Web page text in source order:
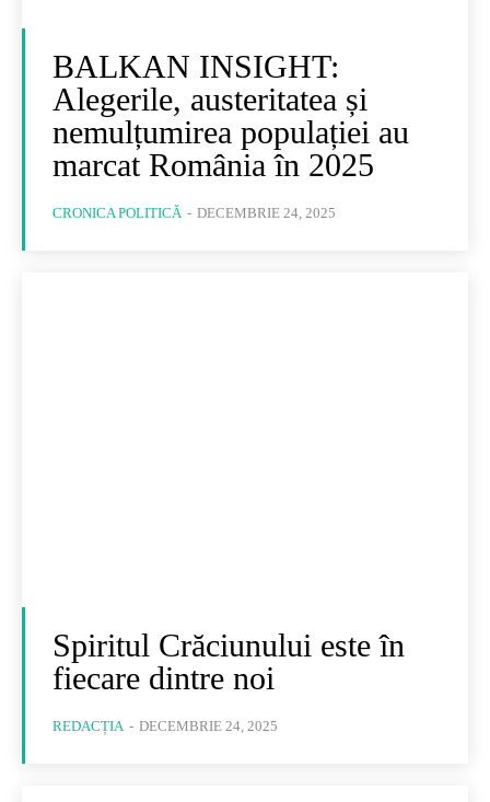
BALKAN INSIGHT:
Alegerile, austeritatea și
nemulțumirea populației au
marcat România în 2025
CRONICA POLITICĂ - DECEMBRIE 24, 2025
Spiritul Crăciunului este în
fiecare dintre noi
REDACȚIA - DECEMBRIE 24, 2025